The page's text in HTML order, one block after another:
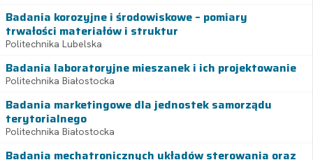
Badania korozyjne i środowiskowe – pomiary
trwałości materiałów i struktur
Politechnika Lubelska
Badania laboratoryjne mieszanek i ich projektowanie
Politechnika Białostocka
Badania marketingowe dla jednostek samorządu
terytorialnego
Politechnika Białostocka
Badania mechatronicznych układów sterowania oraz